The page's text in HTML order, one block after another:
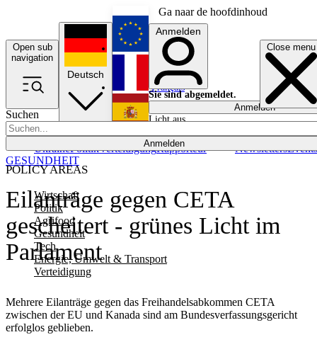
Ga naar de hoofdinhoud
Open sub
navigation
Close menu
Suchen
Anmelden
POLICY AREAS
Wirtschaft
Politik
Agrifood
Gesundheit
Tech
Energie, Umwelt & Transport
Verteidigung
UkrainePolitikVerteidigungRapporteur NewslettersEvents
Deutsch
English
Français
Anmelden
Sie sind abgemeldet.
Anmelden
Licht aus
Eilanträge gegen CETA
gescheitert - grünes Licht im
Parlament
Mehrere Eilanträge gegen das Freihandelsabkommen CETA
zwischen der EU und Kanada sind am Bundesverfassungsgericht
erfolglos geblieben.
GESUNDHEIT